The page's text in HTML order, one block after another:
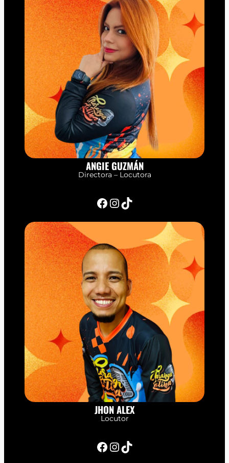
ANGIE GUZMÁN
Directora – Locutora
Facebook InstagramTikTok
JHON ALEX
Locutor
Facebook InstagramTikTok